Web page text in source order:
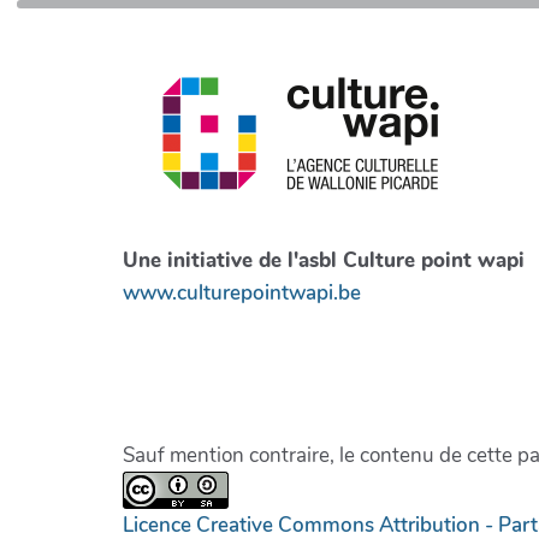
Une initiative de l'asbl Culture point wapi
www.culturepointwapi.be
Sauf mention contraire, le contenu de cette
Licence Creative Commons Attribution -